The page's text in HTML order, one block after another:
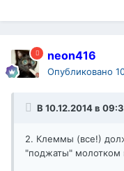
neon416
Опубликовано
В 10.12.2014 в
2. Клеммы (все!)
"поджаты" молотком